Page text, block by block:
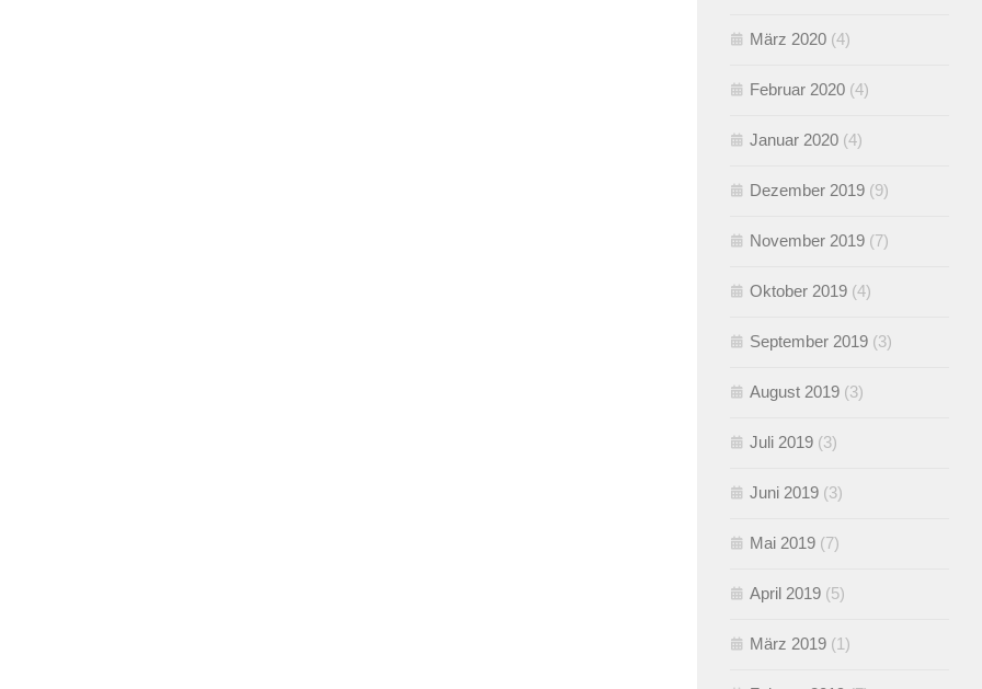
März 2020 (4)
Februar 2020 (4)
Januar 2020 (4)
Dezember 2019 (9)
November 2019 (7)
Oktober 2019 (4)
September 2019 (3)
August 2019 (3)
Juli 2019 (3)
Juni 2019 (3)
Mai 2019 (7)
April 2019 (5)
März 2019 (1)